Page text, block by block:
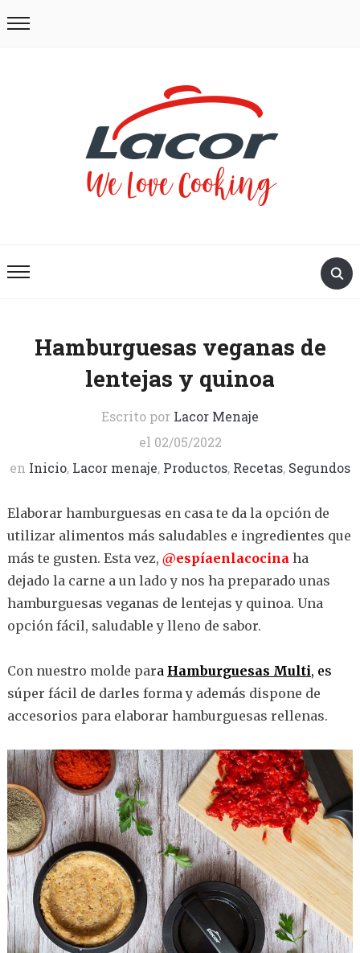
Hamburguesas veganas de
lentejas y quinoa
Escrito por Lacor Menaje
el 02/05/2022
en Inicio, Lacor menaje, Productos, Recetas, Segundos
Elaborar hamburguesas en casa te da la opción de
utilizar alimentos más saludables e ingredientes que
más te gusten. Esta vez, @espíaenlacocinaha
dejado la carne a un lado y nos ha preparado unas
hamburguesas veganas de lentejas y quinoa. Una
opción fácil, saludable y lleno de sabor.
Con nuestro molde para Hamburguesas Multi, es
súper fácil de darles forma y además dispone de
accesorios para elaborar hamburguesas rellenas.